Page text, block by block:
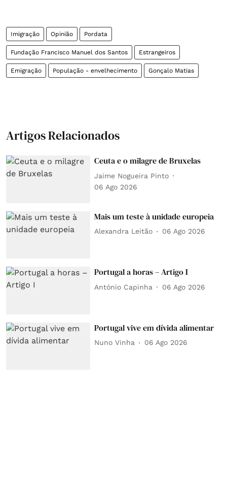
Imigração Opinião Pordata
Fundação Francisco Manuel dos Santos Estrangeiros
Emigração População - envelhecimento Gonçalo Matias
Artigos Relacionados
Ceuta e o milagre de Bruxelas
Jaime Nogueira Pinto
06 Ago 2026
Mais um teste à unidade europeia
Alexandra Leitão 06 Ago 2026
Portugal a horas – Artigo I
António Capinha 06 Ago 2026
Portugal vive em dívida alimentar
Nuno Vinha 06 Ago 2026